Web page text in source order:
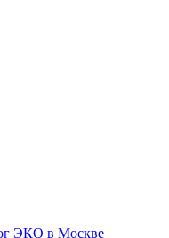
ЭКО в Москве